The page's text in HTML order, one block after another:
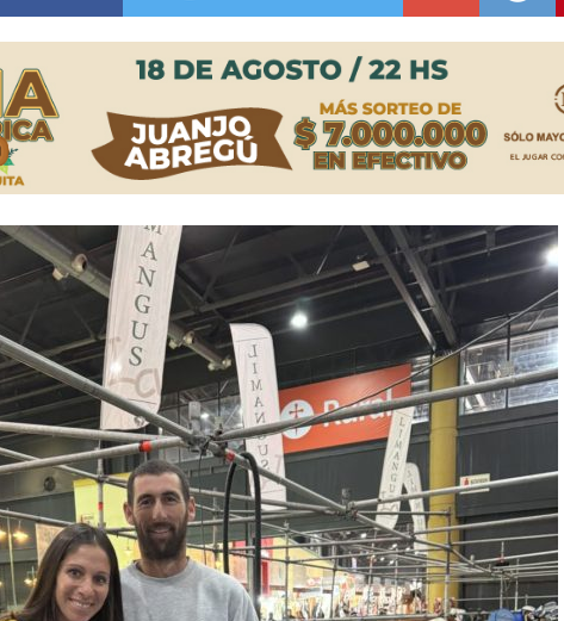
evalúan obras preventivas ante posibles lluvias intensas